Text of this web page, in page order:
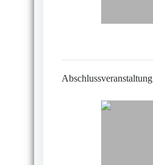
Abschlussveranstaltung